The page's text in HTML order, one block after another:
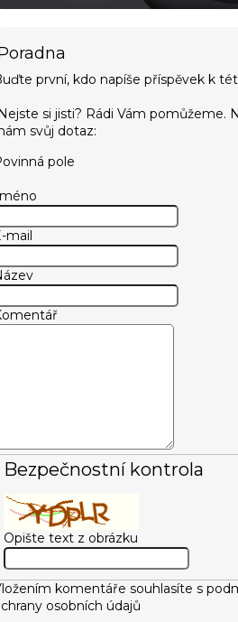
první, kdo napíše příspěvek k
pole
mail
Bezpečnostní kontrola
Opište text z obrázku
komentáře souhlasíte s
osobních údajů